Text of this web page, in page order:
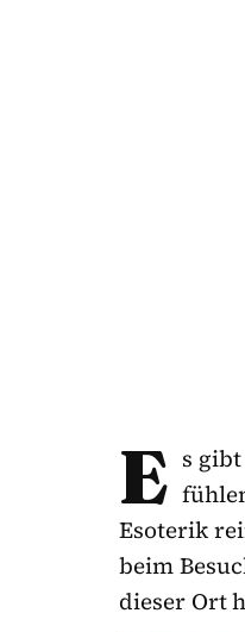
E s
Esoterik
beim
dieser Ort